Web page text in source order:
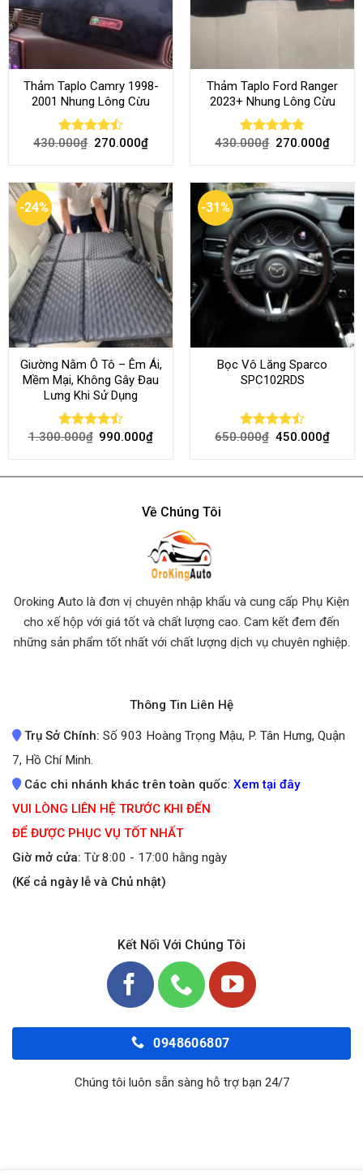
Thảm Taplo Camry 1998-
2001 Nhung Lông Cừu
Rated
430.000₫ 270.000₫
Thảm Taplo Ford Ranger
2023+ Nhung Lông Cừu
Rated 4.80
430.000₫ 270.000₫
-24%
Giường Nằm Ô Tô – Êm Ái,
Mềm Mại, Không Gây Đau
Lưng Khi Sử Dụng
Rated
1.300.000₫ 990.000₫
-31%
Bọc Vô Lăng Sparco
SPC102RDS
Rated
650.000₫ 450.000₫
Về Chúng Tôi
Oroking Auto là đơn vị chuyên nhập khẩu và cung cấp Phụ Kiện
cho xế hộp với giá tốt và chất lượng cao. Cam kết đem đến
những sản phẩm tốt nhất với chất lượng dịch vụ chuyên nghiệp.
Thông Tin Liên Hệ
Trụ Sở Chính: Số 903 Hoàng Trọng Mậu, P. Tân Hưng, Quận
7, Hồ Chí Minh.
Các chi nhánh khác trên toàn quốc: Xem tại đây
VUI LÒNG LIÊN HỆ TRƯỚC KHI ĐẾN
ĐỂ ĐƯỢC PHỤC VỤ TỐT NHẤT
Giờ mở cửa: Từ 8:00 - 17:00 hằng ngày
(Kể cả ngày lễ và Chủ nhật)
Kết Nối Với Chúng Tôi
0948606807
Chúng tôi luôn sẵn sàng hỗ trợ bạn 24/7